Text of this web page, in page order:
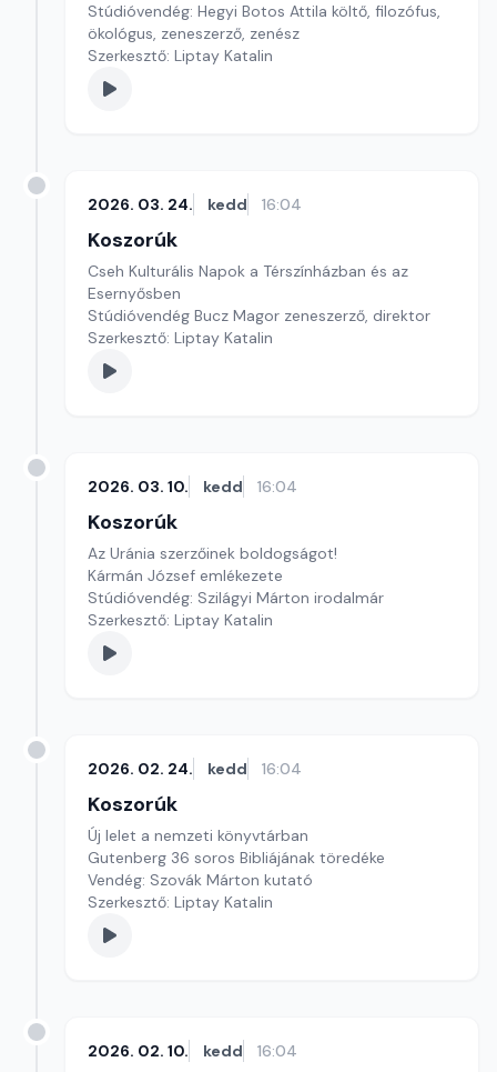
Stúdióvendég: Hegyi Botos Attila költő, filozófus,
ökológus, zeneszerző, zenész
Szerkesztő: Liptay Katalin
2026. 03. 24. kedd 16:04
Koszorúk
Cseh Kulturális Napok a Térszínházban és az
Esernyősben
Stúdióvendég Bucz Magor zeneszerző, direktor
Szerkesztő: Liptay Katalin
2026. 03. 10. kedd 16:04
Koszorúk
Az Uránia szerzőinek boldogságot!
Kármán József emlékezete
Stúdióvendég: Szilágyi Márton irodalmár
Szerkesztő: Liptay Katalin
2026. 02. 24. kedd 16:04
Koszorúk
Új lelet a nemzeti könyvtárban
Gutenberg 36 soros Bibliájának töredéke
Vendég: Szovák Márton kutató
Szerkesztő: Liptay Katalin
2026. 02. 10. kedd 16:04